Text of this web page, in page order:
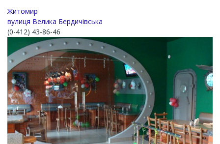
Житомир
вулиця Велика Бердичівська
(0-412) 43-86-46